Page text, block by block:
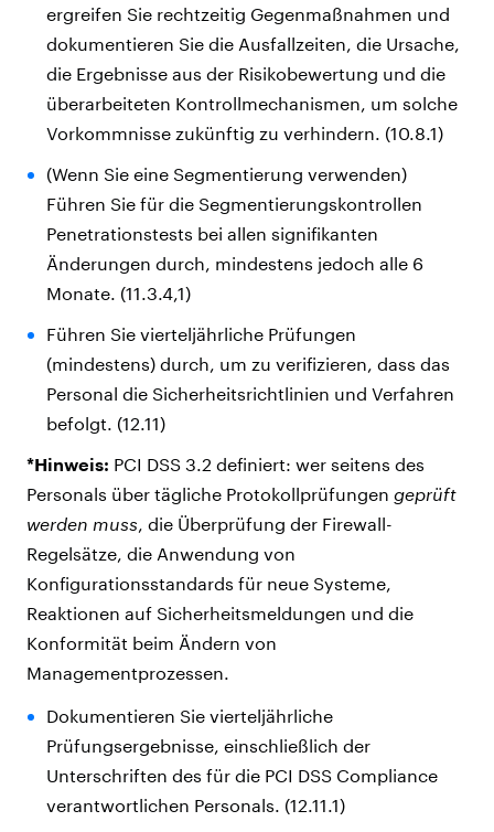
ergreifen Sie rechtzeitig Gegenmaßnahmen und
dokumentieren Sie die Ausfallzeiten, die Ursache,
die Ergebnisse aus der Risikobewertung und die
überarbeiteten Kontrollmechanismen, um solche
Vorkommnisse zukünftig zu verhindern. (10.8.1)
(Wenn Sie eine Segmentierung verwenden)
Führen Sie für die Segmentierungskontrollen
Penetrationstests bei allen signifikanten
Änderungen durch, mindestens jedoch alle 6
Monate. (11.3.4,1)
Führen Sie vierteljährliche Prüfungen
(mindestens) durch, um zu verifizieren, dass das
Personal die Sicherheitsrichtlinien und Verfahren
befolgt. (12.11)
*Hinweis: PCI DSS 3.2 definiert: wer seitens des
Personals über tägliche Protokollprüfungen geprüft
werden muss, die Überprüfung der Firewall-
Regelsätze, die Anwendung von
Konfigurationsstandards für neue Systeme,
Reaktionen auf Sicherheitsmeldungen und die
Konformität beim Ändern von
Managementprozessen.
Dokumentieren Sie vierteljährliche
Prüfungsergebnisse, einschließlich der
Unterschriften des für die PCI DSS Compliance
verantwortlichen Personals. (12.11.1)